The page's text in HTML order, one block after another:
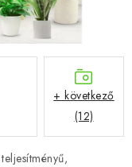
teljesítményű,
+ következő
(12)